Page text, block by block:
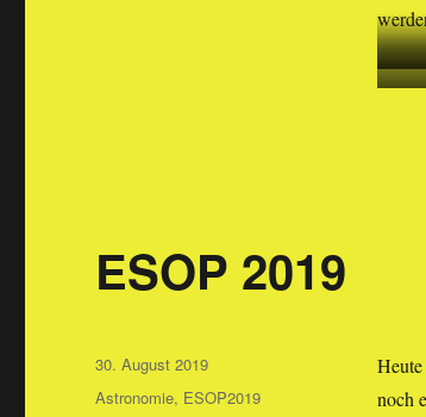
ESOP 2019
noch
Veröffentlicht
am
30. August 2019
Kategorien
Astronomie, ESOP2019